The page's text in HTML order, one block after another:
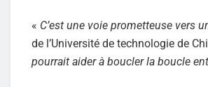
« C’est une voie prometteuse vers
de l’Université de technologie de
pourrait aider à boucler la boucle